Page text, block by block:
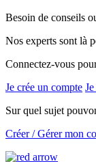
Besoin de conseils
Nos experts sont là
Connectez-vous
Je crée un compte
Sur quel sujet
Créer / Gérer mon